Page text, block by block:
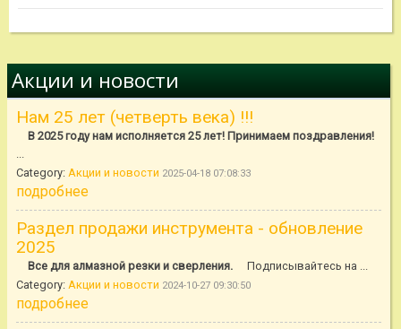
Акции и новости
Нам 25 лет (четверть века) !!!
В 2025 году нам исполняется 25 лет! Принимаем поздравления!
...
Category: Акции и новости 2025-04-18 07:08:33
подробнее
Раздел продажи инструмента - обновление
2025
Все для алмазной резки и сверления. Подписывайтесь на ...
Category: Акции и новости 2024-10-27 09:30:50
подробнее